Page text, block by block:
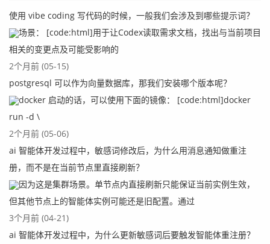
partition p7 values in (7),
partition p10 values in (10)
)
这里的案例我们使用in的话，里面就是area这个区县字段的
枚举信息。
有时候我们仅仅只是为了分区减少数据的存储分散，没有太
多明确的业务，因此这里的话，我们可以使用hash进行分
区，使用hash进行分区的话，涉及到的关键词有：
partition by hash
partitions
使用 vibe coding 写代码的时候，一般我们会涉及到哪些提示词？
场景： [code:html]用于让Codex读取需求文档，找出与当前项目
相关的变更点及可能受影响的
2个月前 (05-15)
postgresql 可以作为向量数据库，那我们安装哪个版本呢？
docker 启动的话，可以使用下面的镜像： [code:html]docker
run -d \
2个月前 (05-06)
ai 智能体开发过程中，敏感词修改后，为什么用消息通知做重注
册，而不是在当前节点里直接刷新？
因为这是集群场景。单节点内直接刷新只能保证当前实例生效，
但其他节点上的智能体实例可能还是旧配置。通过
3个月前 (04-21)
ai 智能体开发过程中，为什么更新敏感词后要触发智能体重注册？